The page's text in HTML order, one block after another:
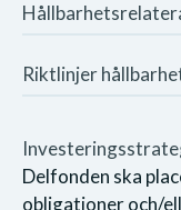
Riktlinjer
Delfonden ska
obligationer och/